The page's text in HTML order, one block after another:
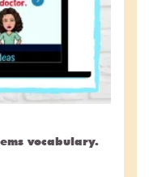
vocabulary.